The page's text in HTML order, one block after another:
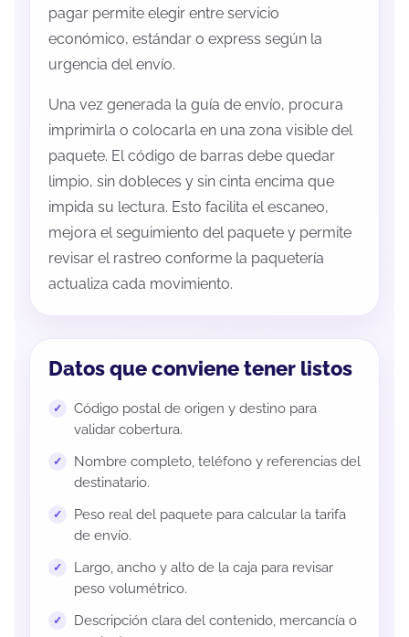
pagar permite elegir entre servicio
económico, estándar o express según la
urgencia del envío.
Una vez generada la guía de envío, procura
imprimirla o colocarla en una zona visible del
paquete. El código de barras debe quedar
limpio, sin dobleces y sin cinta encima que
impida su lectura. Esto facilita el escaneo,
mejora el seguimiento del paquete y permite
revisar el rastreo conforme la paquetería
actualiza cada movimiento.
Datos que conviene tener listos
Código postal de origen y destino para
validar cobertura.
Nombre completo, teléfono y referencias del
destinatario.
Peso real del paquete para calcular la tarifa
de envío.
Largo, ancho y alto de la caja para revisar
peso volumétrico.
Descripción clara del contenido, mercancía o